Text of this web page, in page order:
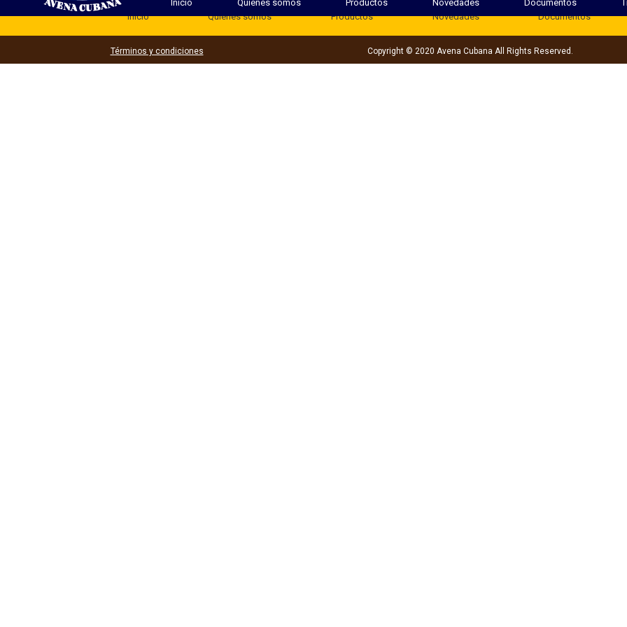
Inicio Quienes somos Productos Novedades Documentos
Inicio
Quienes somos Productos Novedades Documentos
Términos y condiciones Copyright © 2020 Avena Cubana All Rights Reserved.